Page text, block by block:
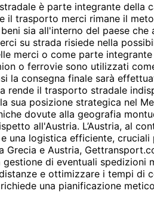
è parte integrante della
e il trasporto merci rimane il
sia all'interno del paese
su strada risiede nella
merci o come parte
o ferrovie sono utilizzati
la consegna finale sarà
rende il trasporto stradale
sua posizione strategica nel
dovute alla geografia
all'Austria. L’Austria, al
una logistica efficiente,
Grecia e Austria,
gestione di eventuali spedizioni
e ottimizzare i tempi di
una pianificazione